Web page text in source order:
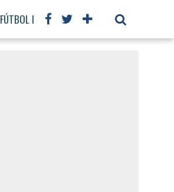
FÚTBOL INTERNACIONAL